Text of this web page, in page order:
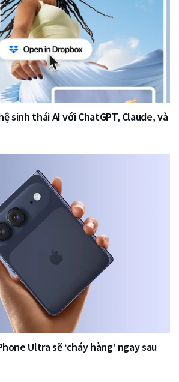
sinh thái AI với ChatGPT, Claude, và
Ultra sẽ ‘cháy hàng’ ngay sau